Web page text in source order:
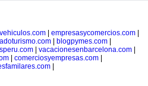
empresasycomercios.com
| blogpymes.com|
| vacacionesenbarcelona.com|
comerciosyempresas.com